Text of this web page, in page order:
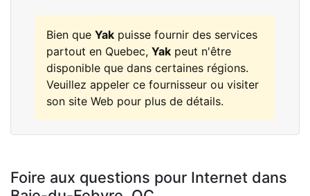
Bien que Yak puisse fournir des services
partout en Quebec, Yak peut n'être
disponible que dans certaines régions.
Veuillez appeler ce fournisseur ou visiter
son site Web pour plus de détails.
Foire aux questions pour Internet dans